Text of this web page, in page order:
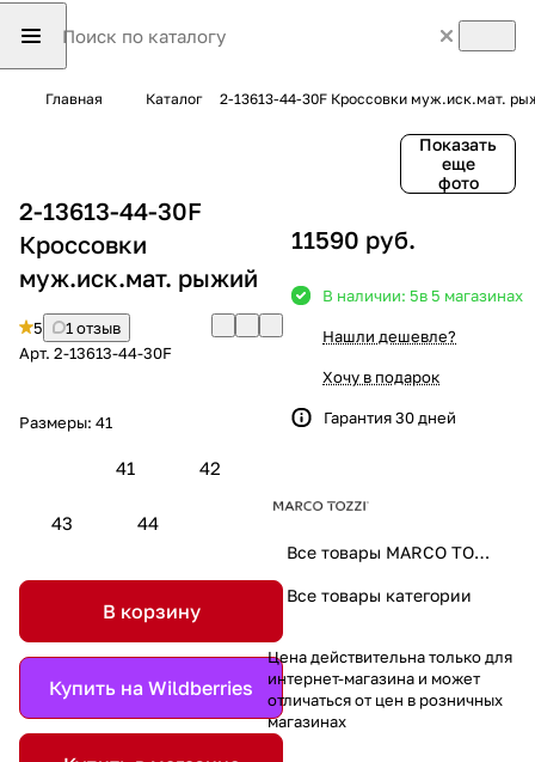
Главная Каталог 2-13613-44-30F Кроссовки муж.иск.мат.
Показать
еще
фото
2-13613-44-30F
Кроссовки
муж.иск.мат. рыжий
5
1 отзыв
Арт. 2-13613-44-30F
Размеры: 41
41 42
43 44
В корзину
Купить на Wildberries
11590 руб.
В наличии: 5в 5 магазинах
Нашли дешевле?
Хочу в подарок
Гарантия 30 дней
Все товары MARCO TOZZI
Все товары категории
Цена действительна только для
интернет-магазина и может
отличаться от цен в розничных
магазинах